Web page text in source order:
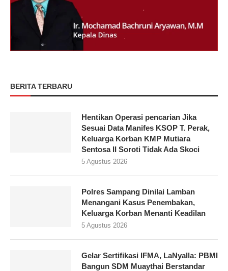
BERITA TERBARU
Hentikan Operasi pencarian Jika
Sesuai Data Manifes KSOP T. Perak,
Keluarga Korban KMP Mutiara
Sentosa II Soroti Tidak Ada Skoci
5 Agustus 2026
Polres Sampang Dinilai Lamban
Menangani Kasus Penembakan,
Keluarga Korban Menanti Keadilan
5 Agustus 2026
Gelar Sertifikasi IFMA, LaNyalla: PBMI
Bangun SDM Muaythai Berstandar